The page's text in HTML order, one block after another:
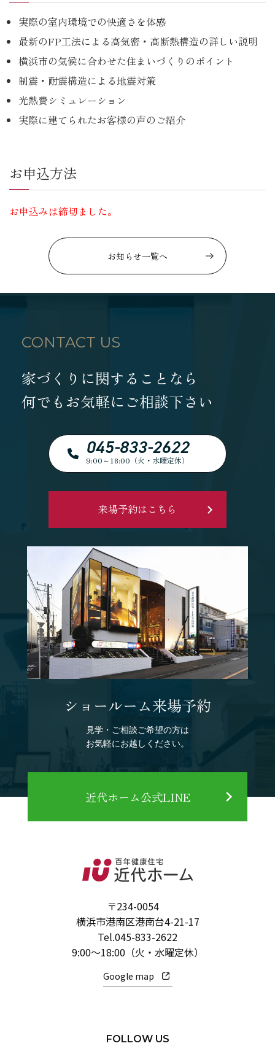
実際の室内環境での快適さを体感
最新のFP工法による高気密・高断熱構造の詳しい説明
横浜市の気候に合わせた住まいづくりのポイント
制震・耐震構造による地震対策
光熱費シミュレーション
実際に建てられたお客様の声のご紹介
お申込方法
お申込みは締切ました。
お知らせ一覧へ
CONTACT US
家づくりに関することなら
何でもお気軽にご相談下さい
045-833-2622
9:00～18:00（火・水曜定休）
来場予約はこちら
ショールーム来場予約
見学・ご相談ご希望の方は
お気軽にお越しください。
近代ホーム公式LINE
〒234-0054
横浜市港南区港南台4-21-17
Tel.045-833-2622
9:00～18:00（火・水曜定休）
Google map
FOLLOW US